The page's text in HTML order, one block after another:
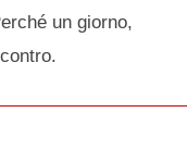
un giorno,